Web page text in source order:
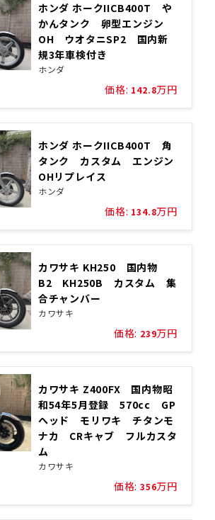
ホンダ ホークIICB400T や
かんタンク 卵型エンジン
OH ウオタニSP2 国内新
規3年車検付き
ホンダ
価格: 142.8万円
ホンダ ホークIICB400T 角
タンク カスタム エンジン
OHリプレイス
ホンダ
価格: 134.8万円
カワサキ KH250 国内物
B2 KH250B カスタム 集
合チャンバー
カワサキ
価格: 239万円
カワサキ Z400FX 国内物昭
和54年5月登録 570cc GP
ヘッド モリワキ チタンモ
ナカ CRキャブ フルカスタ
ム
カワサキ
価格: 356万円